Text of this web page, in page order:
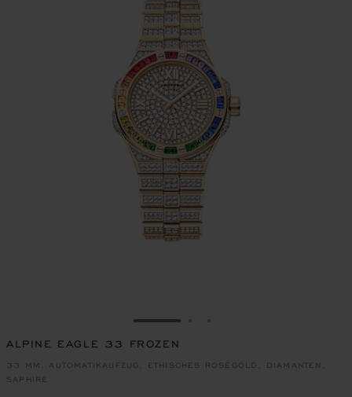
ZUR FOLIE GEHEN 1
ALPINE EAGLE 33 FROZEN
33 MM, AUTOMATIKAUFZUG, ETHISCHES ROSÉGOLD, DIAMANTEN,
SAPHIRE